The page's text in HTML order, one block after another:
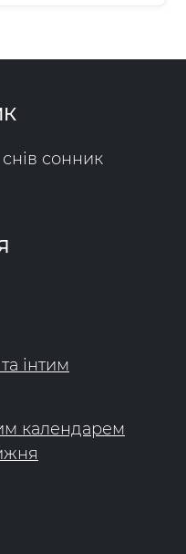
сонник
інтим
календарем